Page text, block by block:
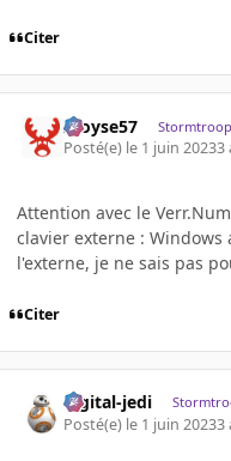
Citer
Aloyse57
Posté(e) le 1 juin 20233
Attention avec le
clavier externe :
l'externe, je ne sais pas
Citer
digital-jedi
Posté(e) le 1 juin 20233